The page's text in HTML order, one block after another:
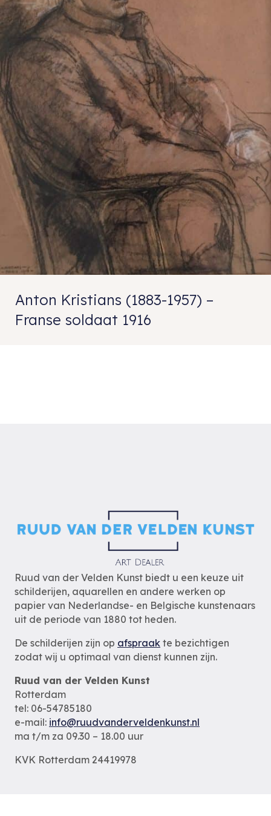
Anton Kristians (1883-1957) –
Franse soldaat 1916
Ruud van der Velden Kunst biedt u een keuze uit
schilderijen, aquarellen en andere werken op
papier van Nederlandse- en Belgische kunstenaars
uit de periode van 1880 tot heden.
De schilderijen zijn op afspraak te bezichtigen
zodat wij u optimaal van dienst kunnen zijn.
Ruud van der Velden Kunst
Rotterdam
tel: 06-54785180
e-mail: info@ruudvanderveldenkunst.nl
ma t/m za 09.30 – 18.00 uur
KVK Rotterdam 24419978